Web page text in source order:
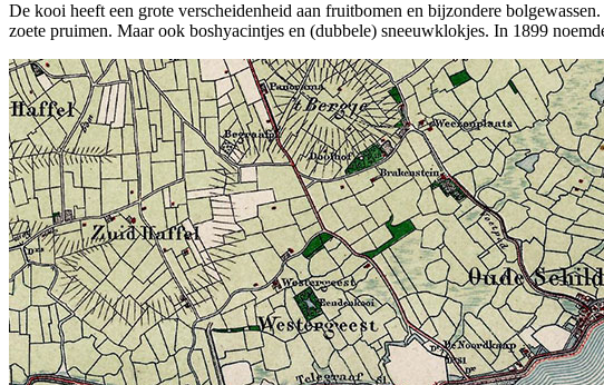
De kooi heeft een grote verscheidenheid aan fruitbomen en bijzondere
zoete pruimen. Maar ook boshyacintjes en (dubbele) sneeuwklokjes. In 1899